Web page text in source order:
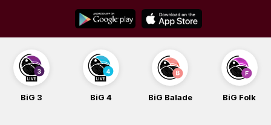
content
BiG 4 BiG Balade BiG Folk BiG iG